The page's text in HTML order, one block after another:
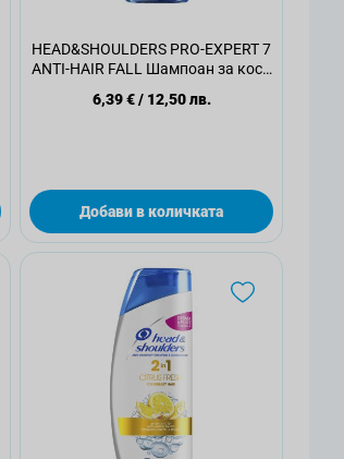
HEAD&SHOULDERS PRO-EXPERT 7
ANTI-HAIR FALL Шампоан за коса
6,39 €/ 12,50 лв.
Добави в количката